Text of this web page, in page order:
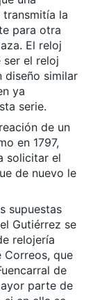
transmitía la
para otra
El reloj
el reloj
diseño similar
ya
serie.
de un
en 1797,
solicitar el
de nuevo le
supuestas
Gutiérrez se
relojería
Correos, que
de
parte de